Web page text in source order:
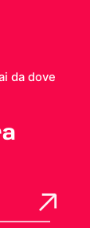
da dove